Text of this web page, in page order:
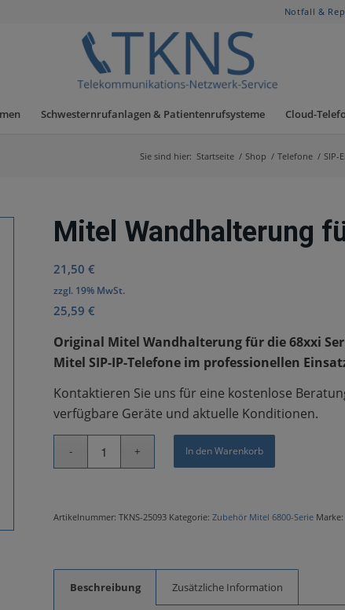
Notfall &
Schwesternrufanlagen & Patientenrufsysteme Cloud-
Sie sind hier: Startseite / Shop / Telefone / SIP-
Mitel Wandhalterung
21,50€
zzgl. 19% MwSt.
25,59€
Original Mitel Wandhalterung für die 68xxi
Mitel SIP-IP-Telefone im professionellen
Kontaktieren Sie uns für eine kostenlose
verfügbare Geräte und aktuelle Konditionen.
In den Warenkorb
Artikelnummer:TKNS-25093 Kategorie:Zubehör Mitel 6800-Serie Marke:
Beschreibung Zusätzliche Information